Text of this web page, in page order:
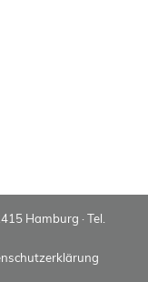
Hamburg · Tel.